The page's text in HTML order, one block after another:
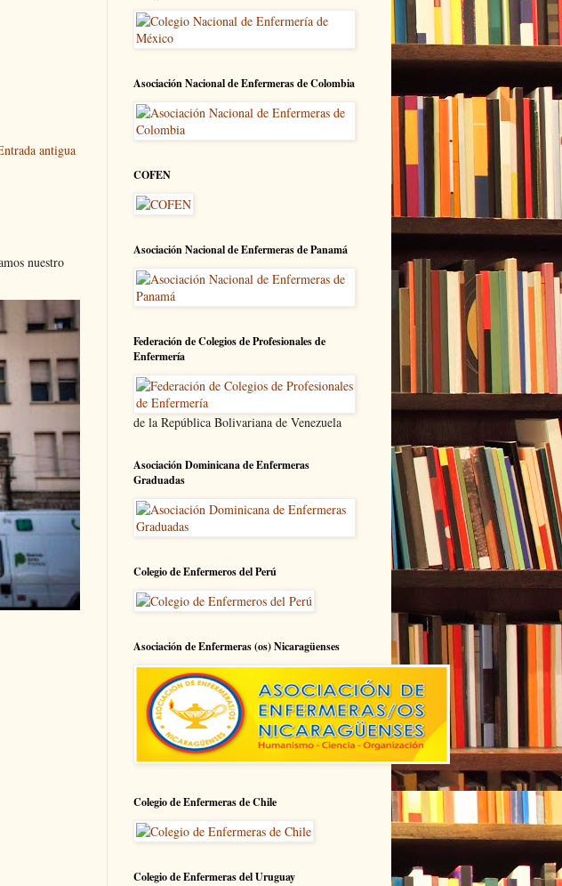
antigua
nuestro
Asociación Nacional de Enfermeras de Colombia
COFEN
Asociación Nacional de Enfermeras de Panamá
Federación de Colegios de Profesionales de
Enfermería
de la República Bolivariana de Venezuela
Asociación Dominicana de Enfermeras
Graduadas
Colegio de Enfermeros del Perú
Asociación de Enfermeras (os) Nicaragüenses
Colegio de Enfermeras de Chile
Colegio de Enfermeras del Uruguay